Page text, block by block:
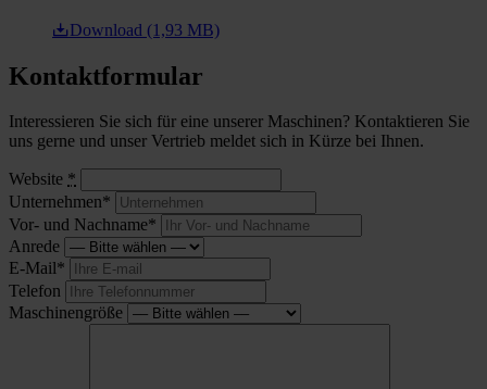
Download (1,93 MB)
Kontaktformular
Interessieren Sie sich für eine unserer Maschinen? Kontaktieren Sie
uns gerne und unser Vertrieb meldet sich in Kürze bei Ihnen.
Website *
Unternehmen*
Vor- und Nachname*
Anrede
E-Mail*
Telefon
Maschinengröße